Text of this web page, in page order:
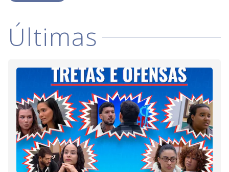
Últimas